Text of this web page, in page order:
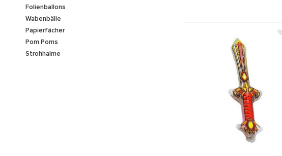
Folienballons
Wabenbälle
Papierfächer
Pom Poms
Strohhalme